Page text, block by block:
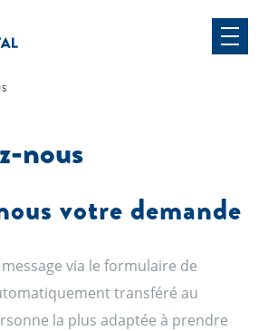
nous
votre demande
via le formulaire de
transféré au
la plus adaptée à prendre